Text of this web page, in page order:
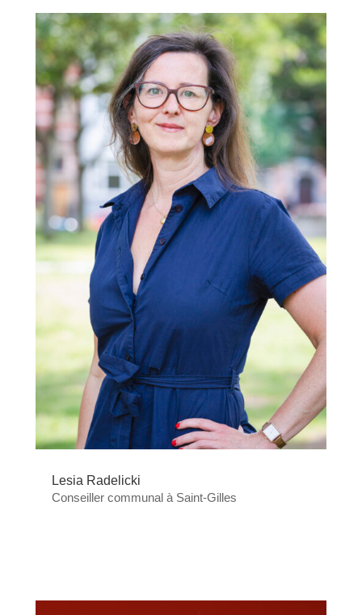
Lesia Radelicki
Conseiller communal à Saint-Gilles